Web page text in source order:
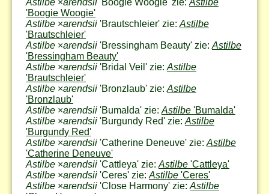
'Boogie Woogie'
Astilbe ×arendsii 'Brautschleier' zie: Astilbe
'Brautschleier'
Astilbe ×arendsii 'Bressingham Beauty' zie: Astilbe
'Bressingham Beauty'
Astilbe ×arendsii 'Bridal Veil' zie: Astilbe
'Brautschleier'
Astilbe ×arendsii 'Bronzlaub' zie: Astilbe
'Bronzlaub'
Astilbe ×arendsii 'Bumalda' zie: Astilbe 'Bumalda'
Astilbe ×arendsii 'Burgundy Red' zie: Astilbe
'Burgundy Red'
Astilbe ×arendsii 'Catherine Deneuve' zie: Astilbe
'Catherine Deneuve'
Astilbe ×arendsii 'Cattleya' zie: Astilbe 'Cattleya'
Astilbe ×arendsii 'Ceres' zie: Astilbe 'Ceres'
Astilbe ×arendsii 'Close Harmony' zie: Astilbe